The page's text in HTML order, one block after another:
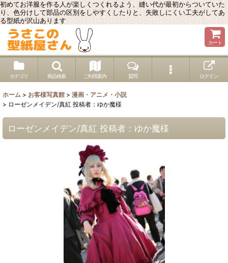
初めてお洋服を作る人が楽しくつくれるよう、縫い代が最初からついていた
り、色分けして部品の区別をしやすくしたりと、失敗しにくい工夫がしてあ
る型紙が沢山あります
カート
カテゴリ 商品検索 ご利用案内 質問 ログイン
ホーム > お客様写真館 > 漫画・アニメ・小説
> ローゼンメイデン/真紅 投稿者：ゆか魔様
ローゼンメイデン/真紅 投稿者：ゆか魔様